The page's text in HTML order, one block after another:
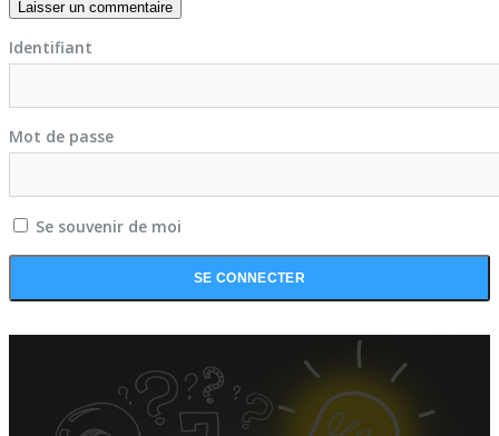
Identifiant
Mot de passe
Se souvenir de moi